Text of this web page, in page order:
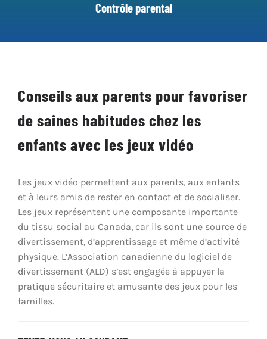
Contrôle parental
Conseils aux parents pour favoriser
de saines habitudes chez les
enfants avec les jeux vidéo
Les jeux vidéo permettent aux parents, aux enfants
et à leurs amis de rester en contact et de socialiser.
Les jeux représentent une composante importante
du tissu social au Canada, car ils sont une source de
divertissement, d’apprentissage et même d’activité
physique. L’Association canadienne du logiciel de
divertissement (ALD) s’est engagée à appuyer la
pratique sécuritaire et amusante des jeux pour les
familles.